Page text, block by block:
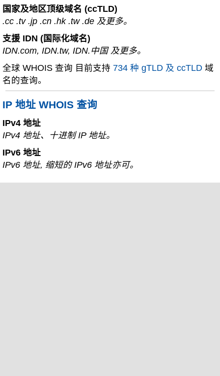
国家及地区顶级域名 (ccTLD)
.cc .tv .jp .cn .hk .tw .de 及更多。
支援 IDN (国际化域名)
IDN.com, IDN.tw, IDN.中国 及更多。
全球 WHOIS 查询 目前支持 734 种 gTLD 及 ccTLD 域
名的查询。
IP 地址 WHOIS 查询
IPv4 地址
IPv4 地址、十进制 IP 地址。
IPv6 地址
IPv6 地址, 缩短的 IPv6 地址亦可。